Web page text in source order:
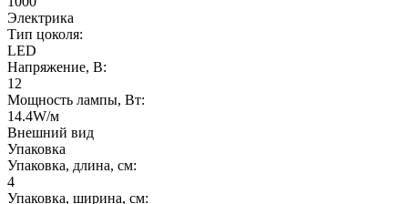
Электрика
Тип цоколя:
LED
Напряжение, В:
12
Мощность лампы, Вт:
14.4W/м
Внешний вид
Упаковка
Упаковка, длина, см:
4
Упаковка, ширина, см: